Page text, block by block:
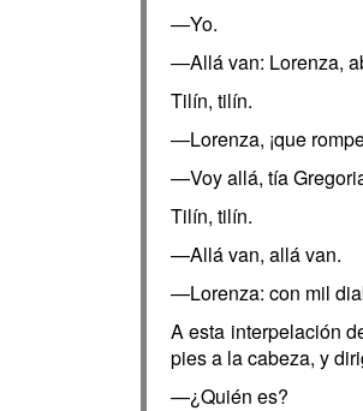
—Yo.
—Allá van: Lorenza,
Tilín, tilín.
—Lorenza, ¡que
—Voy allá, tía
Tilín, tilín.
—Allá van, allá van.
—Lorenza: con mil
A esta interpelación
pies a la cabeza, y
—¿Quién es?